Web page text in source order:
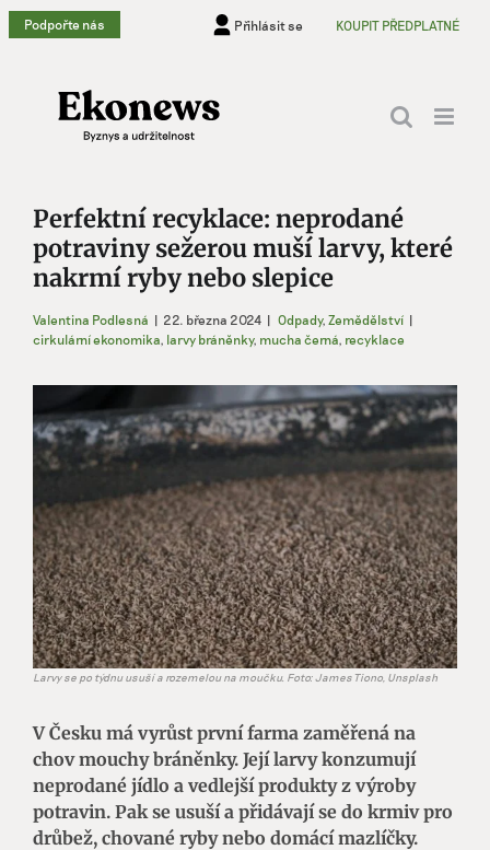
Přeskočit
na
Podpořte nás Přihlásit se KOUPIT PŘEDPLATNÉ
Perfektní recyklace: neprodané
potraviny sežerou muší larvy, které
nakrmí ryby nebo slepice
Valentina Podlesná | 22. března 2024 | Odpady, Zemědělství |
cirkulární ekonomika, larvy bráněnky, mucha černá, recyklace
Zobrazit
větší
obrázek
Larvy se po týdnu usuší a rozemelou na moučku. Foto: James Tiono, Unsplash
V Česku má vyrůst první farma zaměřená na
chov mouchy bráněnky. Její larvy konzumují
neprodané jídlo a vedlejší produkty z výroby
potravin. Pak se usuší a přidávají se do krmiv pro
drůbež, chované ryby nebo domácí mazlíčky.